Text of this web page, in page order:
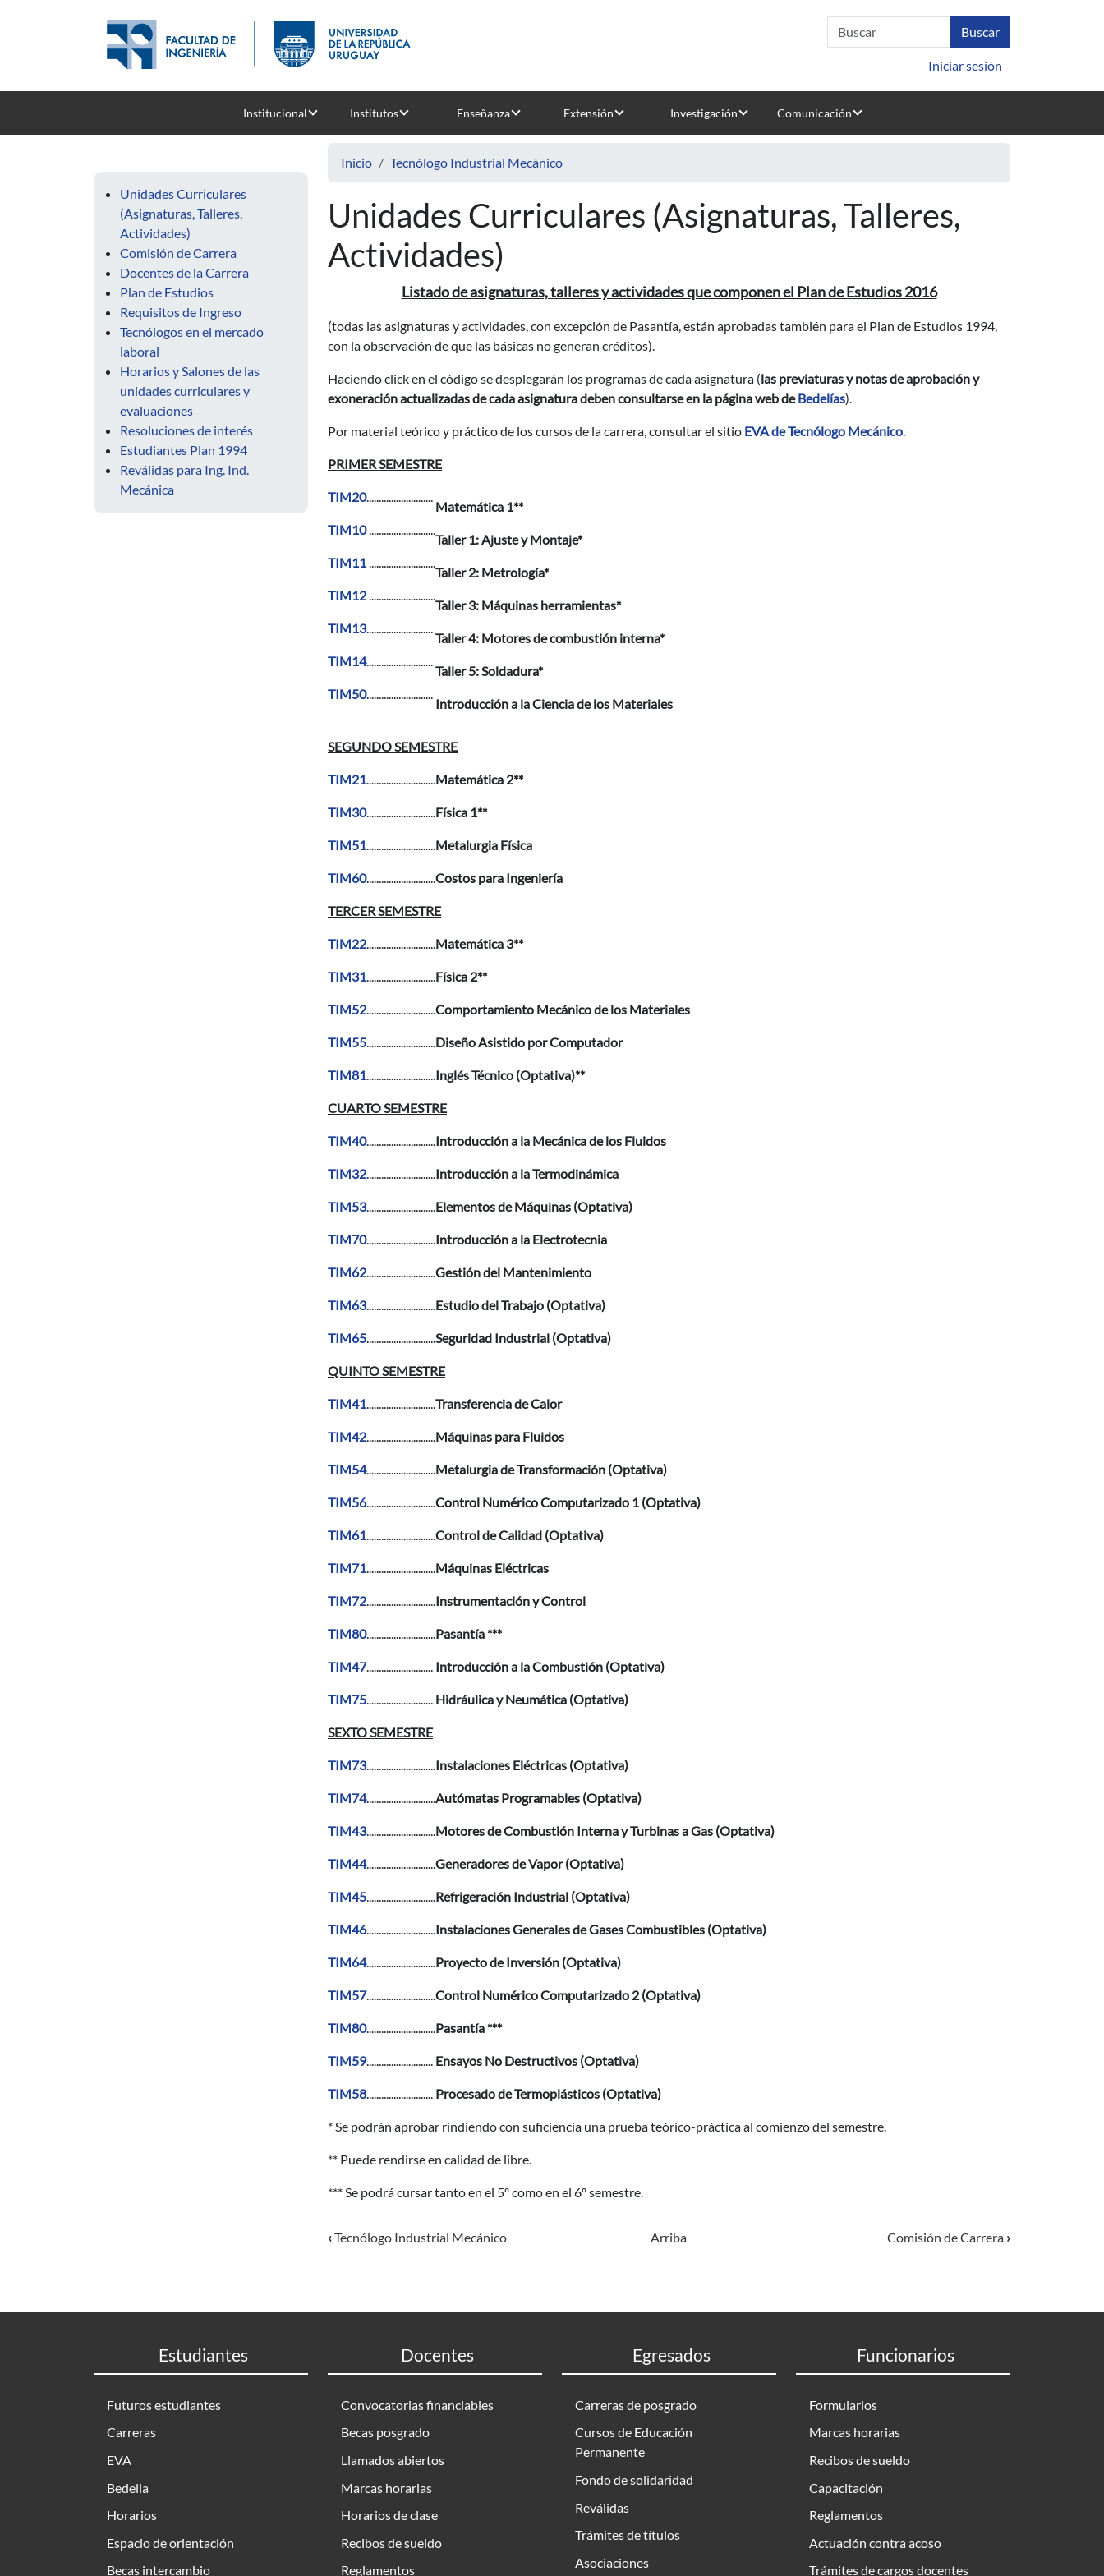
Iniciar sesión
Institucional Institutos Enseñanza Extensión Investigación Comunicación
Unidades Curriculares
(Asignaturas, Talleres,
Actividades)
Comisión de Carrera
Docentes de la Carrera
Plan de Estudios
Requisitos de Ingreso
Tecnólogos en el mercado
laboral
Horarios y Salones de las
unidades curriculares y
evaluaciones
Resoluciones de interés
Estudiantes Plan 1994
Reválidas para Ing. Ind.
Mecánica
Inicio Tecnólogo Industrial Mecánico
Unidades Curriculares (Asignaturas, Talleres,
Actividades)
Listado de asignaturas, talleres y actividades que componen el Plan de Estudios 2016
(todas las asignaturas y actividades, con excepción de Pasantía, están aprobadas también para el Plan de Estudios 1994,
con la observación de que las básicas no generan créditos).
Haciendo click en el código se desplegarán los programas de cada asignatura (las previaturas y notas de aprobación y
exoneración actualizadas de cada asignatura deben consultarse en la página web deBedelías).
Por material teórico y práctico de los cursos de la carrera, consultar el sitio EVA de Tecnólogo Mecánico.
PRIMER SEMESTRE
TIM20...........................
TIM10...........................
TIM11...........................
TIM12...........................
TIM13...........................
TIM14...........................
TIM50...........................
Matemática 1**
Taller 1: Ajuste y Montaje*
Taller 2: Metrología*
Taller 3: Máquinas herramientas*
Taller 4: Motores de combustión interna*
Taller 5: Soldadura*
Introducción a la Ciencia de los Materiales
SEGUNDO SEMESTRE
TIM21............................
TIM30............................
TIM51............................
TIM60............................
Matemática 2**
Física 1**
Metalurgia Física
Costos para Ingeniería
TERCER SEMESTRE
TIM22............................
TIM31............................
TIM52............................
TIM55............................
TIM81............................
Matemática 3**
Física 2**
Comportamiento Mecánico de los Materiales
Diseño Asistido por Computador
Inglés Técnico (Optativa)**
CUARTO SEMESTRE
TIM40............................
TIM32............................
TIM53............................
TIM70............................
TIM62............................
TIM63............................
TIM65............................
Introducción a la Mecánica de los Fluidos
Introducción a la Termodinámica
Elementos de Máquinas (Optativa)
Introducción a la Electrotecnia
Gestión del Mantenimiento
Estudio del Trabajo (Optativa)
Seguridad Industrial (Optativa)
QUINTO SEMESTRE
TIM41............................
TIM42............................
TIM54............................
TIM56............................
TIM61............................
TIM71............................
TIM72............................
TIM80............................
TIM47...........................
TIM75...........................
Transferencia de Calor
Máquinas para Fluidos
Metalurgia de Transformación (Optativa)
Control Numérico Computarizado 1 (Optativa)
Control de Calidad (Optativa)
Máquinas Eléctricas
Instrumentación y Control
Pasantía ***
Introducción a la Combustión (Optativa)
Hidráulica y Neumática (Optativa)
SEXTO SEMESTRE
TIM73............................
TIM74............................
TIM43............................
TIM44............................
TIM45............................
TIM46............................
TIM64............................
TIM57............................
TIM80............................
TIM59...........................
TIM58...........................
Instalaciones Eléctricas (Optativa)
Autómatas Programables (Optativa)
Motores de Combustión Interna y Turbinas a Gas (Optativa)
Generadores de Vapor (Optativa)
Refrigeración Industrial (Optativa)
Instalaciones Generales de Gases Combustibles (Optativa)
Proyecto de Inversión (Optativa)
Control Numérico Computarizado 2 (Optativa)
Pasantía ***
Ensayos No Destructivos (Optativa)
Procesado de Termoplásticos (Optativa)
* Se podrán aprobar rindiendo con suficiencia una prueba teórico-práctica al comienzo del semestre.
** Puede rendirse en calidad de libre.
*** Se podrá cursar tanto en el 5º como en el 6º semestre.
‹Tecnólogo Industrial Mecánico Arriba Comisión de Carrera ›
Estudiantes
Futuros estudiantes
Carreras
EVA
Bedelia
Horarios
Espacio de orientación
Becas intercambio
Docentes
Convocatorias financiables
Becas posgrado
Llamados abiertos
Marcas horarias
Horarios de clase
Recibos de sueldo
Reglamentos
Egresados
Carreras de posgrado
Cursos de Educación
Permanente
Fondo de solidaridad
Reválidas
Trámites de títulos
Asociaciones
Funcionarios
Formularios
Marcas horarias
Recibos de sueldo
Capacitación
Reglamentos
Actuación contra acoso
Trámites de cargos docentes